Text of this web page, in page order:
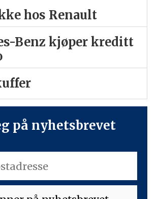
hos Renault
Benz kjøper kreditt
på nyhetsbrevet